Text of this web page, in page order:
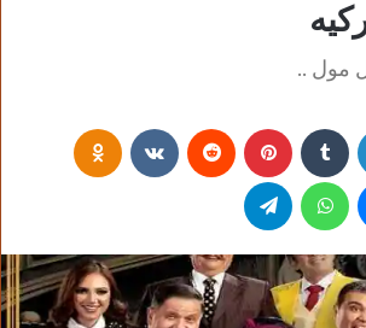
مول ..